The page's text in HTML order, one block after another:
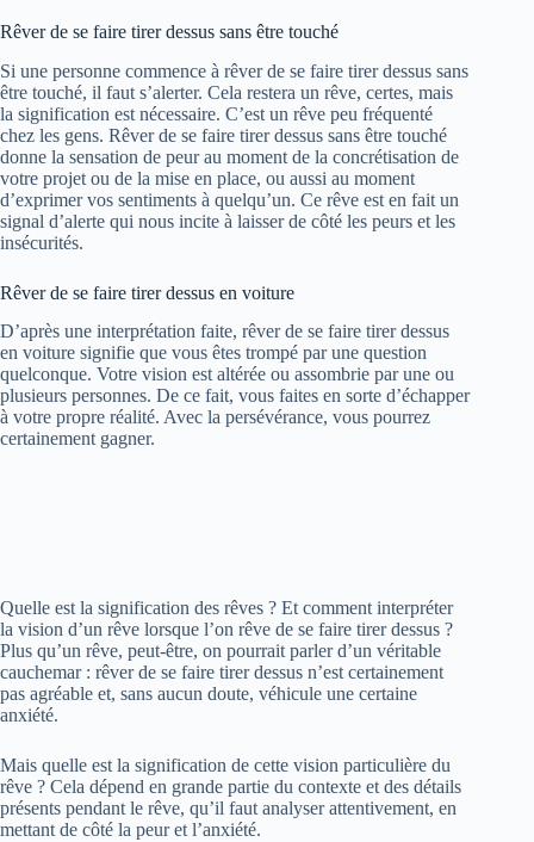
Rêver de se faire tirer dessus sans être touché
Si une personne commence à rêver de se faire tirer dessus sans
être touché, il faut s’alerter. Cela restera un rêve, certes, mais
la signification est nécessaire. C’est un rêve peu fréquenté
chez les gens. Rêver de se faire tirer dessus sans être touché
donne la sensation de peur au moment de la concrétisation de
votre projet ou de la mise en place, ou aussi au moment
d’exprimer vos sentiments à quelqu’un. Ce rêve est en fait un
signal d’alerte qui nous incite à laisser de côté les peurs et les
insécurités.
Rêver de se faire tirer dessus en voiture
D’après une interprétation faite, rêver de se faire tirer dessus
en voiture signifie que vous êtes trompé par une question
quelconque. Votre vision est altérée ou assombrie par une ou
plusieurs personnes. De ce fait, vous faites en sorte d’échapper
à votre propre réalité. Avec la persévérance, vous pourrez
certainement gagner.
Quelle est la signification des rêves ? Et comment interpréter
la vision d’un rêve lorsque l’on rêve de se faire tirer dessus ?
Plus qu’un rêve, peut-être, on pourrait parler d’un véritable
cauchemar : rêver de se faire tirer dessus n’est certainement
pas agréable et, sans aucun doute, véhicule une certaine
anxiété.
Mais quelle est la signification de cette vision particulière du
rêve ? Cela dépend en grande partie du contexte et des détails
présents pendant le rêve, qu’il faut analyser attentivement, en
mettant de côté la peur et l’anxiété.